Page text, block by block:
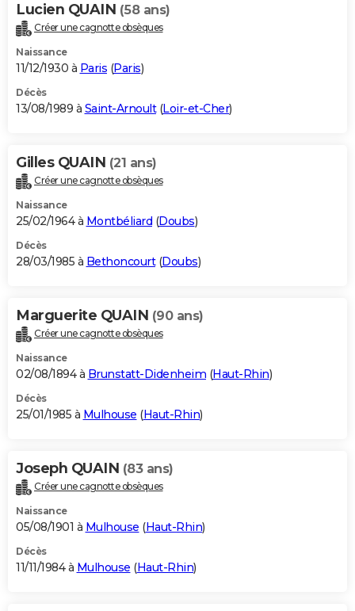
Lucien QUAIN (58 ans)
Créer une cagnotte obsèques
Naissance
11/12/1930 à Paris (Paris)
Décès
13/08/1989 à Saint-Arnoult(Loir-et-Cher)
Gilles QUAIN (21 ans)
Créer une cagnotte obsèques
Naissance
25/02/1964 à Montbéliard (Doubs)
Décès
28/03/1985 à Bethoncourt(Doubs)
Marguerite QUAIN (90 ans)
Créer une cagnotte obsèques
Naissance
02/08/1894 à Brunstatt-Didenheim (Haut-Rhin)
Décès
25/01/1985 à Mulhouse (Haut-Rhin)
Joseph QUAIN (83 ans)
Créer une cagnotte obsèques
Naissance
05/08/1901 à Mulhouse (Haut-Rhin)
Décès
11/11/1984 à Mulhouse (Haut-Rhin)